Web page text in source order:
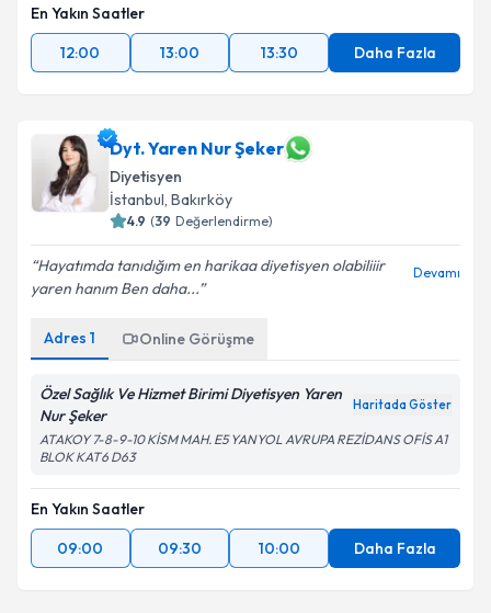
En Yakın Saatler
12:00
13:00 13:30 Daha Fazla
Dyt. Yaren Nur Şeker
Diyetisyen
İstanbul Bakırköy
4.9 (39 Değerlendirme)
Hayatımda tanıdığım en harikaa diyetisyen olabiliiir
yaren hanım Ben daha...
Devamı
Adres 1 Online Görüşme
Özel Sağlık Ve Hizmet Birimi Diyetisyen Yaren
Nur Şeker
Haritada Göster
ATAKOY 7-8-9-10 KİSM MAH. E5 YANYOL AVRUPA REZİDANS OFİS A1
BLOK KAT6 D63
En Yakın Saatler
09:00
09:30 10:00 Daha Fazla